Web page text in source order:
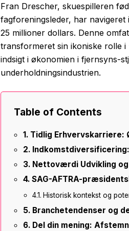
Fran Drescher, skuespilleren
fagforeningsleder, har
25 millioner dollars. Denne
transformeret sin ikoniske rolle
indsigt i økonomien i fjernsyns-
underholdningsindustrien.
Table of Contents
Tidlig Erhvervskarriere:
Nettoværdi Udvikling og
SAG-AFTRA-
Historisk kontekst og
Branchetendenser og
Del din mening: